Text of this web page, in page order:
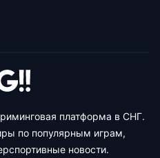
платформа в СНГ.
по популярным играм,
новости.